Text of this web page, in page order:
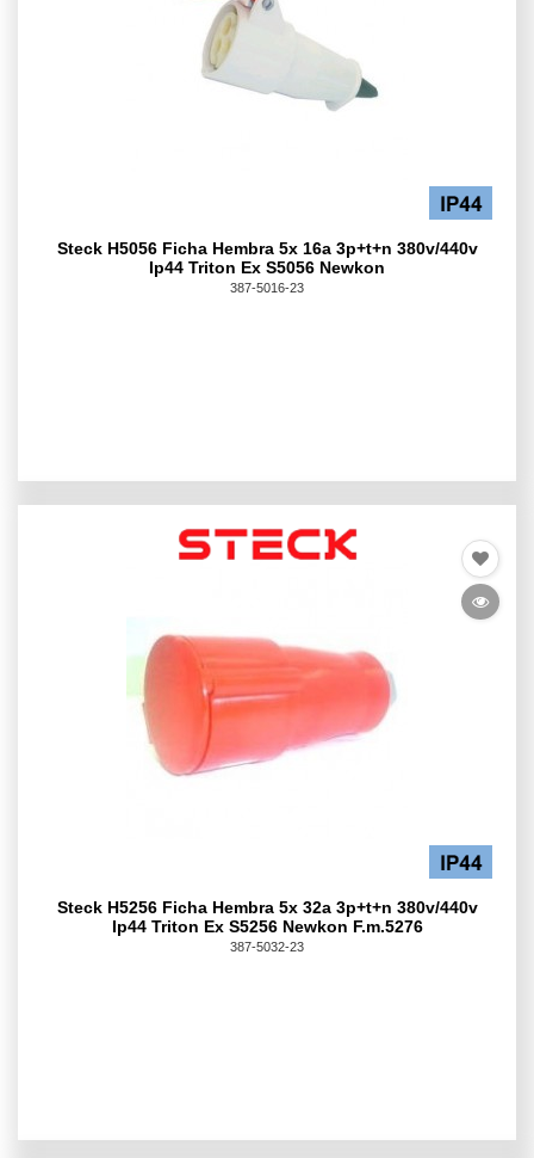
Steck H5056 Ficha Hembra 5x 16a 3p+t+n 380v/440v
Ip44 Triton Ex S5056 Newkon
387-5016-23
Steck H5256 Ficha Hembra 5x 32a 3p+t+n 380v/440v
Ip44 Triton Ex S5256 Newkon F.m.5276
387-5032-23